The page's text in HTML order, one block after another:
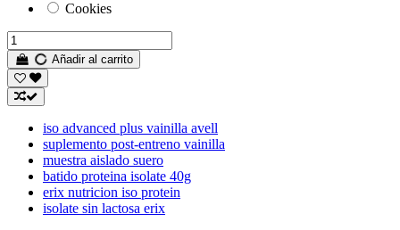
Cookies
Añadir al carrito
iso advanced plus vainilla avell
suplemento post-entreno vainilla
muestra aislado suero
batido proteina isolate 40g
erix nutricion iso protein
isolate sin lactosa erix